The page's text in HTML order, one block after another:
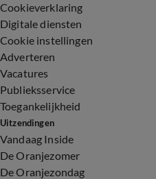
Cookieverklaring
Digitale diensten
Cookie instellingen
Adverteren
Vacatures
Publieksservice
Toegankelijkheid
Uitzendingen
Vandaag Inside
De Oranjezomer
De Oranjezondag